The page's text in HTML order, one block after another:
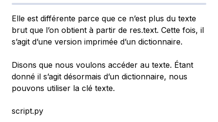
Elle est différente parce que ce n’est plus du texte
brut que l’on obtient à partir de res.text. Cette fois, il
s’agit d’une version imprimée d’un dictionnaire.
Disons que nous voulons accéder au texte. Étant
donné il s’agit désormais d’un dictionnaire, nous
pouvons utiliser la clé texte.
script.py